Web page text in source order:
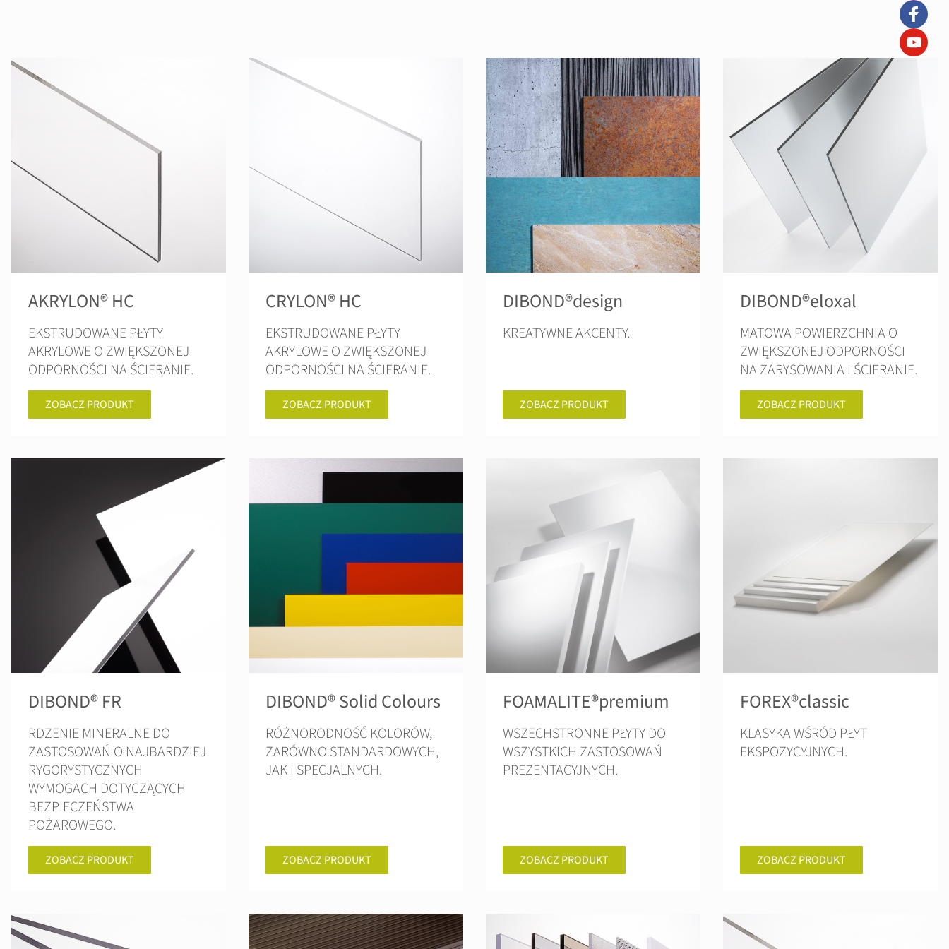
AKRYLON® HC
EKSTRUDOWANE PŁYTY
AKRYLOWE O ZWIĘKSZONEJ
ODPORNOŚCI NA ŚCIERANIE.
ZOBACZ PRODUKT
CRYLON® HC
EKSTRUDOWANE PŁYTY
AKRYLOWE O ZWIĘKSZONEJ
ODPORNOŚCI NA ŚCIERANIE.
ZOBACZ PRODUKT
DIBOND®design
KREATYWNE AKCENTY.
ZOBACZ PRODUKT
DIBOND®eloxal
MATOWA POWIERZCHNIA O
ZWIĘKSZONEJ ODPORNOŚCI
NA ZARYSOWANIA I ŚCIERANIE.
ZOBACZ PRODUKT
DIBOND® FR
RDZENIE MINERALNE DO
ZASTOSOWAŃ O NAJBARDZIEJ
RYGORYSTYCZNYCH
WYMOGACH DOTYCZĄCYCH
BEZPIECZEŃSTWA
POŻAROWEGO.
ZOBACZ PRODUKT
DIBOND® Solid Colours
RÓŻNORODNOŚĆ KOLORÓW,
ZARÓWNO STANDARDOWYCH,
JAK I SPECJALNYCH.
ZOBACZ PRODUKT
FOAMALITE®premium
WSZECHSTRONNE PŁYTY DO
WSZYSTKICH ZASTOSOWAŃ
PREZENTACYJNYCH.
ZOBACZ PRODUKT
FOREX®classic
KLASYKA WŚRÓD PŁYT
EKSPOZYCYJNYCH.
ZOBACZ PRODUKT